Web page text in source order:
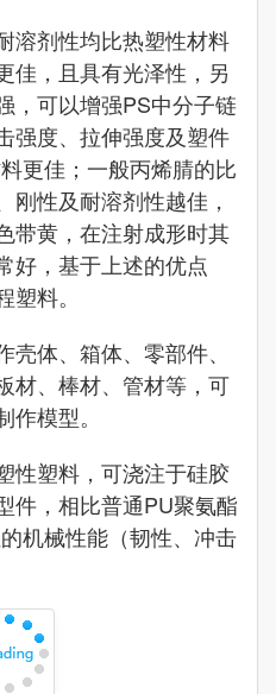
溶剂性均比热塑性材料
佳，且具有光泽性，另
，可以增强PS中分子链
强度、拉伸强度及塑件
更佳；一般丙烯腈的比
刚性及耐溶剂性越佳，
带黄，在注射成形时其
好，基于上述的优点
料。
体、箱体、零部件、
材、棒材、管材等，可
模型。
性塑料，可浇注于硅胶
件，相比普通PU聚氨酯
机械性能（韧性、冲击